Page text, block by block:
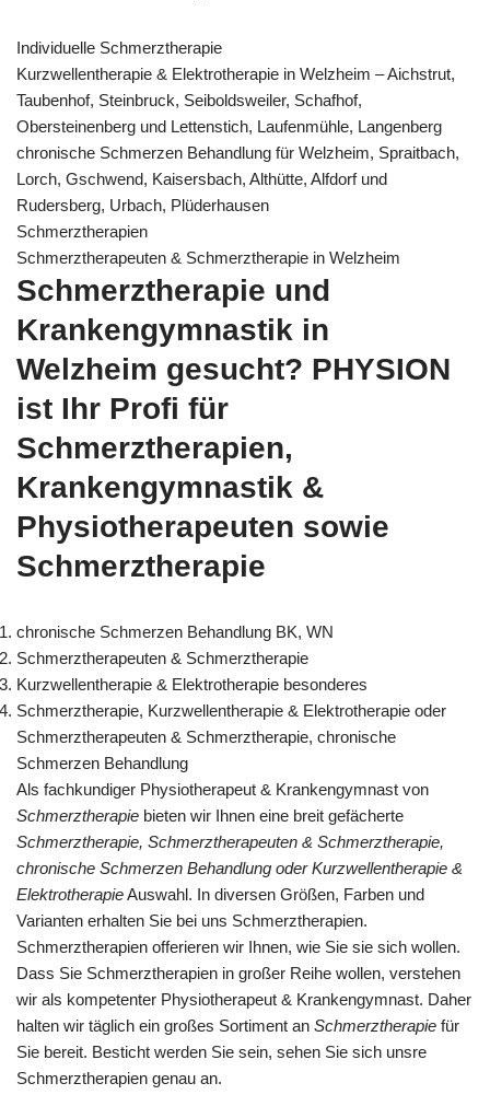
Individuelle Schmerztherapie
Kurzwellentherapie & Elektrotherapie in Welzheim – Aichstrut,
Taubenhof, Steinbruck, Seiboldsweiler, Schafhof,
Obersteinenberg und Lettenstich, Laufenmühle, Langenberg
chronische Schmerzen Behandlung für Welzheim, Spraitbach,
Lorch, Gschwend, Kaisersbach, Althütte, Alfdorf und
Rudersberg, Urbach, Plüderhausen
Schmerztherapien
Schmerztherapeuten & Schmerztherapie in Welzheim
Schmerztherapie und
Krankengymnastik in
Welzheim gesucht? PHYSION
ist Ihr Profi für
Schmerztherapien,
Krankengymnastik &
Physiotherapeuten sowie
Schmerztherapie
chronische Schmerzen Behandlung BK, WN
Schmerztherapeuten & Schmerztherapie
Kurzwellentherapie & Elektrotherapie besonderes
Schmerztherapie, Kurzwellentherapie & Elektrotherapie oder
Schmerztherapeuten & Schmerztherapie, chronische
Schmerzen Behandlung
Als fachkundiger Physiotherapeut & Krankengymnast von
Schmerztherapie bieten wir Ihnen eine breit gefächerte
Schmerztherapie, Schmerztherapeuten & Schmerztherapie,
chronische Schmerzen Behandlung oder Kurzwellentherapie &
ElektrotherapieAuswahl. In diversen Größen, Farben und
Varianten erhalten Sie bei uns Schmerztherapien.
Schmerztherapien offerieren wir Ihnen, wie Sie sie sich wollen.
Dass Sie Schmerztherapien in großer Reihe wollen, verstehen
wir als kompetenter Physiotherapeut & Krankengymnast. Daher
halten wir täglich ein großes Sortiment an Schmerztherapie für
Sie bereit. Besticht werden Sie sein, sehen Sie sich unsre
Schmerztherapien genau an.